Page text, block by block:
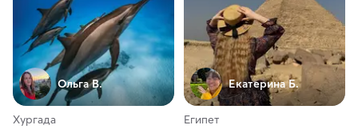
Ольга В.
Хургада
Екатерина Б.
Египет